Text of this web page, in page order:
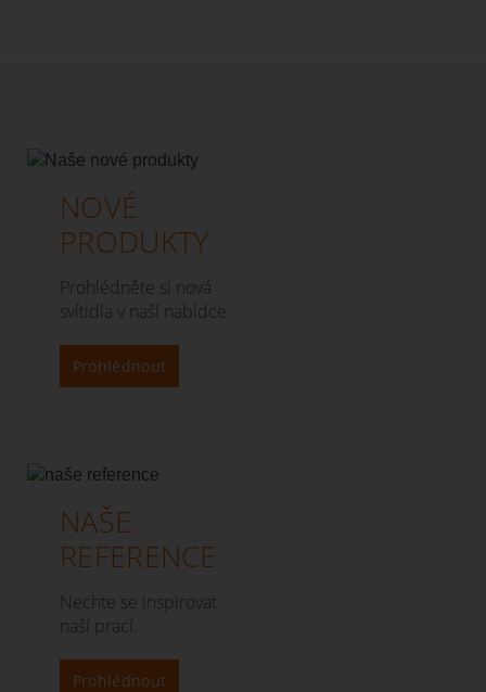
NOVÉ
PRODUKTY
Prohlédněte si nová
svítidla v naší nabídce.
Prohlédnout
NAŠE
REFERENCE
Nechte se inspirovat
naší prací.
Prohlédnout